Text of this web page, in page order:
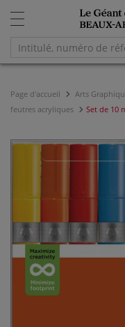
Page d'accueil Arts
feutres acryliques
Set de 10